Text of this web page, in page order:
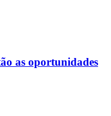
as oportunidades